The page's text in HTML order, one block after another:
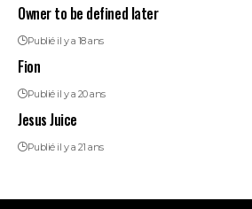
Owner to be defined later
Publié il y a 18 ans
Fion
Publié il y a 20 ans
Jesus Juice
Publié il y a 21 ans